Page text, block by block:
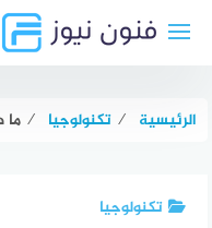
الرئيسية ⁄ تكنولوجيا ⁄ ما
تكنولوجيا